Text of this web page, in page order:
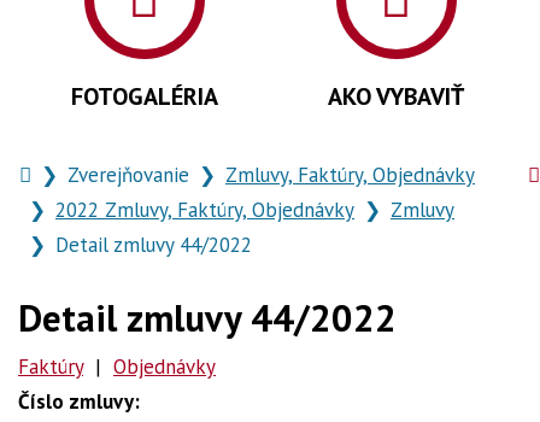
FOTOGALÉRIA AKO VYBAVIŤ
Úvodná
stránka
Zverejňovanie
Zmluvy, Faktúry, Objednávky
2022 Zmluvy, Faktúry, Objednávky
Zmluvy
Detail zmluvy 44/2022
Detail zmluvy 44/2022
Faktúry| Objednávky
Číslo zmluvy: